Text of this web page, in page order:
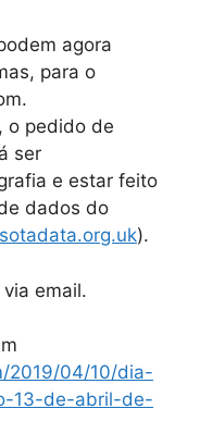
agora
para o
o pedido de
ser
e estar feito
dados do
).
email.
2019/04/10/dia-
13-de-abril-de-